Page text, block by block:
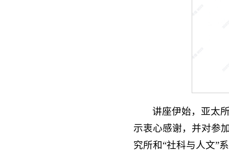
讲座伊始，亚太
示衷心感谢，并对参
究所和“社科与人文”